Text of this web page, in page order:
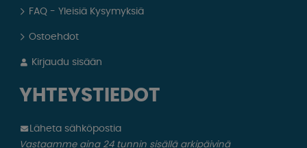
FAQ - Yleisiä Kysymyksiä
Ostoehdot
Kirjaudu sisään
YHTEYSTIEDOT
Läheta sähköpostia
Vastaamme aina 24 tunnin sisällä arkipäivinä